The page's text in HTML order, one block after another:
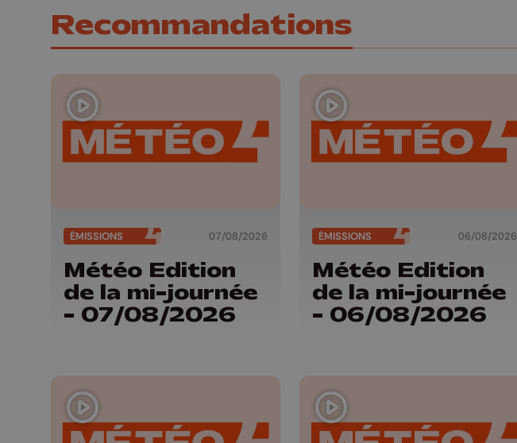
Recommandations
ÉMISSIONS 07/08/2026
Météo Edition
de la mi-journée
- 07/08/2026
ÉMISSIONS 06/08/2026
Météo Edition
de la mi-journée
- 06/08/2026